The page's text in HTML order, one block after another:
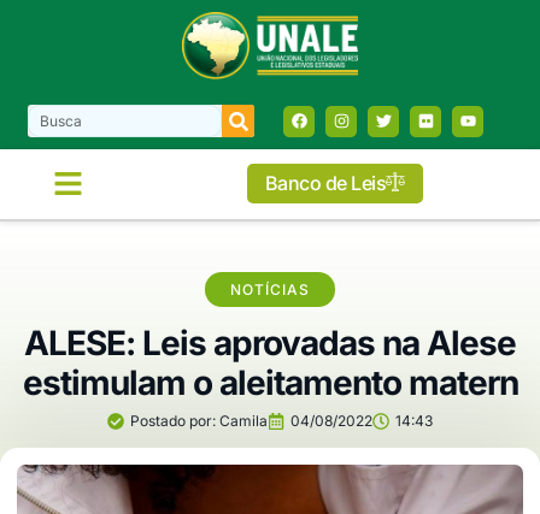
Banco de Leis
NOTÍCIAS
ALESE: Leis aprovadas na Alese
estimulam o aleitamento matern
Postado por: Camila 04/08/2022 14:43